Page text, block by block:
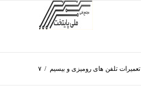
تعمیرات تلفن های رومیزی و بیسیم / ۷